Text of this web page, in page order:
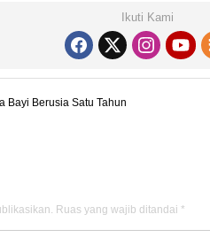
Ikuti Kami
Bayi Berusia Satu Tahun
Ruas yang wajib ditandai *